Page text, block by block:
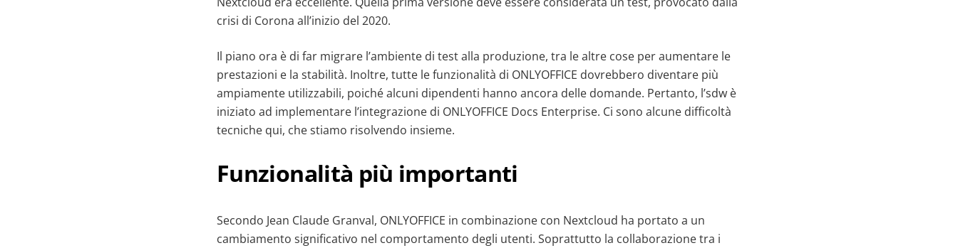
crisi di Corona all’inizio del 2020.
Il piano ora è di far migrare l’ambiente di test alla produzione, tra le altre cose per aumentare le
prestazioni e la stabilità. Inoltre, tutte le funzionalità di ONLYOFFICE dovrebbero diventare più
ampiamente utilizzabili, poiché alcuni dipendenti hanno ancora delle domande. Pertanto, l’sdw è
iniziato ad implementare l’integrazione di ONLYOFFICE Docs Enterprise. Ci sono alcune difficoltà
tecniche qui, che stiamo risolvendo insieme.
Funzionalità più importanti
Secondo Jean Claude Granval, ONLYOFFICE in combinazione con Nextcloud ha portato a un
cambiamento significativo nel comportamento degli utenti. Soprattutto la collaborazione tra i